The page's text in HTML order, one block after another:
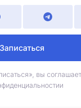
Записаться
вы